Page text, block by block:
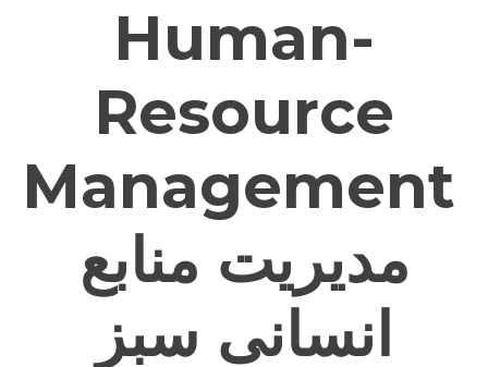
Human-
Resource
Management
مدیریت منابع
انسانی سبز